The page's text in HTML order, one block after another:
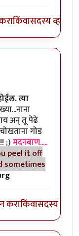
किंवासदस्य व्हा
II
त्या
अन् तू पेढे
गोड
;)मदनबाण.....
peel it off
sometimes
कराकिंवासदस्य व्हा